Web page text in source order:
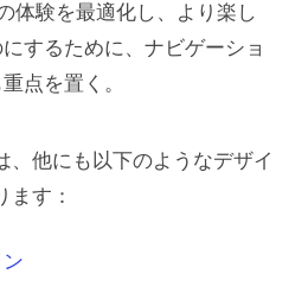
体験を最適化し、より楽し
するために、ナビゲーショ
点を置く。
、他にも以下のようなデザイ
ます：